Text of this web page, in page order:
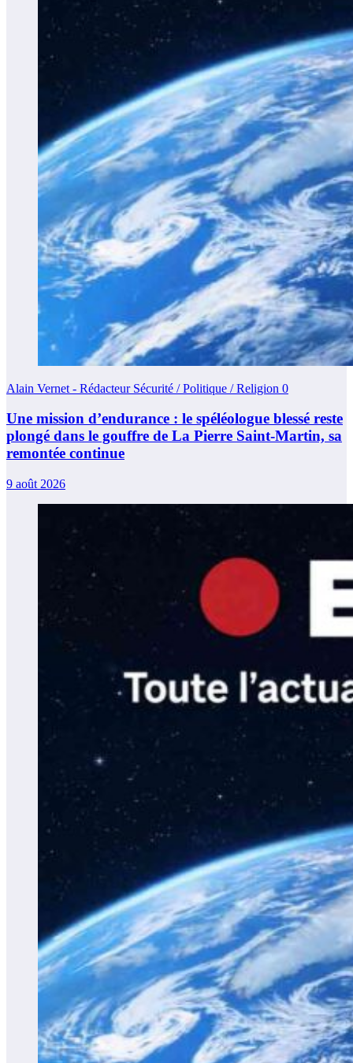
Alain Vernet - Rédacteur Sécurité / Politique / Religion 0
Une mission d’endurance : le spéléologue blessé reste
plongé dans le gouffre de La Pierre Saint-Martin, sa
remontée continue
9 août 2026